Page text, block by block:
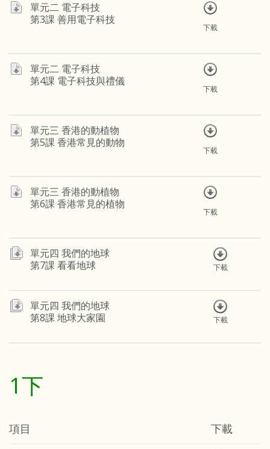
單元二 電子科技
第3課 善用電子科技
下載
單元二 電子科技
第4課 電子科技與禮儀
下載
單元三 香港的動植物
第5課 香港常見的動物
下載
單元三 香港的動植物
第6課 香港常見的植物
下載
單元四 我們的地球
第7課 看看地球
下載
單元四 我們的地球
第8課 地球大家園
下載
1下
項目 下載